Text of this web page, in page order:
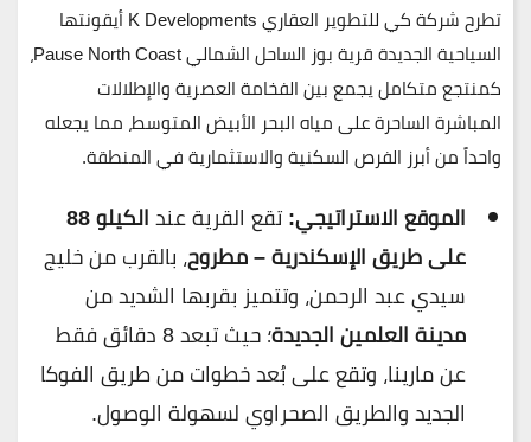
تطرحشركة كي للتطوير العقاري K Developments
أيقونتها
السياحية الجديدةقرية بوز الساحل الشمالي Pause North Coast
،
كمنتجع متكامل يجمع بين الفخامة العصرية والإطلالات
المباشرة الساحرة على مياه البحر الأبيض المتوسط، مما يجعله
واحداً من أبرز الفرص السكنية والاستثمارية في المنطقة.
الموقع الاستراتيجي:تقع القرية عند
الكيلو 88
على طريق الإسكندرية – مطروح، بالقرب من خليج
سيدي عبد الرحمن، وتتميز بقربها الشديد من
مدينة العلمين الجديدة
؛ حيث تبعد 8 دقائق فقط
عن مارينا، وتقع على بُعد خطوات من طريق الفوكا
الجديد والطريق الصحراوي لسهولة الوصول.